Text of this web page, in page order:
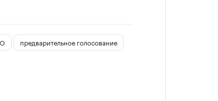
предварительное голосование